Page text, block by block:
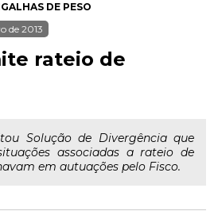
DE PESO
de 2013
rateio de
Solução de Divergência que
associadas a rateio de
em autuações pelo Fisco.